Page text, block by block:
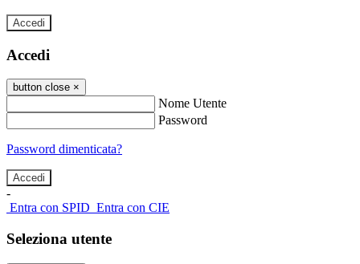
Accedi
Accedi
button close ×
Nome Utente
Password
Password dimenticata?
-
Entra con SPID Entra con CIE
Seleziona utente